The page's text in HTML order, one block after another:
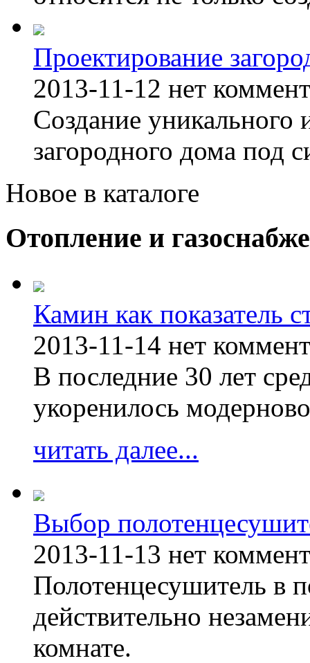
Проектирование
2013-11-12 нет
Создание уникального
загородного дома под
Новое в каталоге
Отопление и
Камин как показатель
2013-11-14 нет
В последние 30 лет
укоренилось
читать далее...
Выбор
2013-11-13 нет
Полотенцесушитель в
действительно
комнате.